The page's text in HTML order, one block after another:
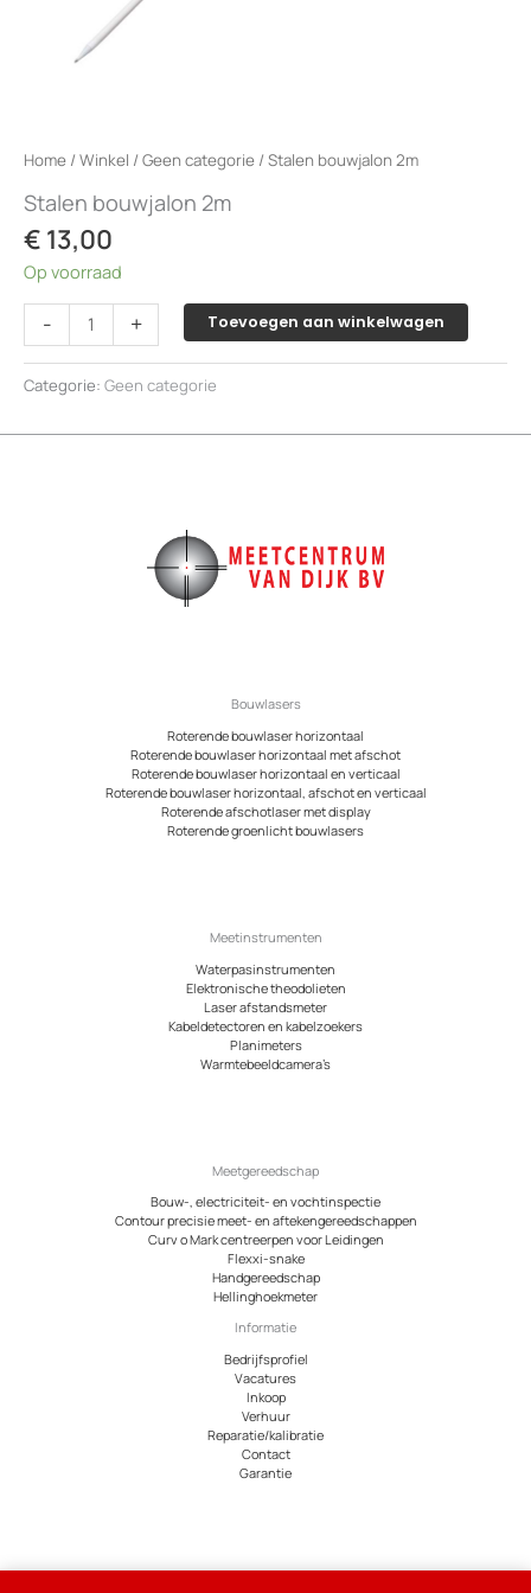
Home /Winkel /Geen categorie / Stalen bouwjalon 2m
Stalen bouwjalon 2m
€ 13,00
Op voorraad
-
bouwjalon
2m
aantal
+ Toevoegen aan winkelwagen
Categorie: Geen categorie
Bouwlasers
Roterende bouwlaser horizontaal
Roterende bouwlaser horizontaal met afschot
Roterende bouwlaser horizontaal en verticaal
Roterende bouwlaser horizontaal, afschot en verticaal
Roterende afschotlaser met display
Roterende groenlicht bouwlasers
Meetinstrumenten
Waterpasinstrumenten
Elektronische theodolieten
Laser afstandsmeter
Kabeldetectoren en kabelzoekers
Planimeters
Warmtebeeldcamera’s
Meetgereedschap
Bouw-, electriciteit- en vochtinspectie
Contour precisie meet- en aftekengereedschappen
Curv o Mark centreerpen voor Leidingen
Flexxi-snake
Handgereedschap
Hellinghoekmeter
Informatie
Bedrijfsprofiel
Vacatures
Inkoop
Verhuur
Reparatie/kalibratie
Contact
Garantie